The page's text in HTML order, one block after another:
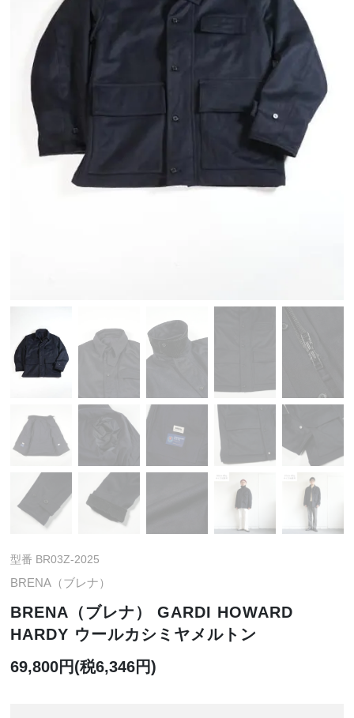
型番 BR03Z-2025
BRENA（ブレナ）
BRENA（ブレナ） GARDI HOWARD
HARDY ウールカシミヤメルトン
69,800円(税6,346円)